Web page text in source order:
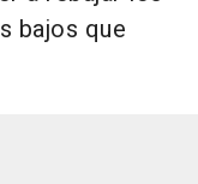
bajos que